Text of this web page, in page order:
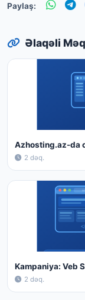
Paylaş:
Əlaqəli
Azhosting.az-da
2 dəq.
Kampaniya: Veb
2 dəq.